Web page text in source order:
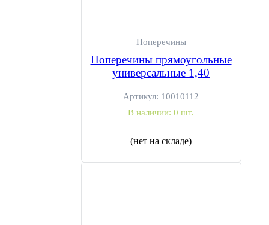
Поперечины
Поперечины прямоугольные
универсальные 1,40
Артикул: 10010112
В наличии: 0 шт.
(нет на складе)